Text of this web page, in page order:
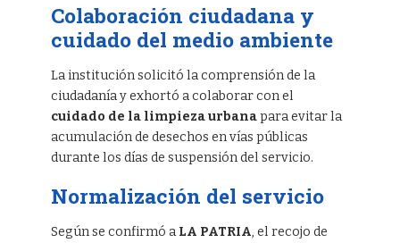
Colaboración ciudadana y
cuidado del medio ambiente
La institución solicitó la comprensión de la
ciudadanía y exhortó a colaborar con el
cuidado de la limpieza urbanapara evitar la
acumulación de desechos en vías públicas
durante los días de suspensión del servicio.
Normalización del servicio
Según se confirmó a LA PATRIA, el recojo de